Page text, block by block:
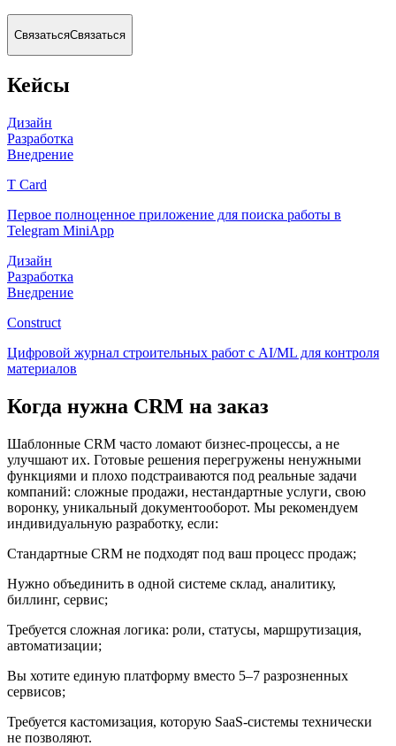
СвязатьсяСвязаться
Кейсы
Дизайн
Разработка
Внедрение
T Card
Первое полноценное приложение для поиска работы в
Telegram MiniApp
Дизайн
Разработка
Внедрение
Construct
Цифровой журнал строительных работ с AI/ML для контроля
материалов
Когда нужна CRM на заказ
Шаблонные CRM часто ломают бизнес-процессы, а не
улучшают их. Готовые решения перегружены ненужными
функциями и плохо подстраиваются под реальные задачи
компаний: сложные продажи, нестандартные услуги, свою
воронку, уникальный документооборот. Мы рекомендуем
индивидуальную разработку, если:
Стандартные CRM не подходят под ваш процесс продаж;
Нужно объединить в одной системе склад, аналитику,
биллинг, сервис;
Требуется сложная логика: роли, статусы, маршрутизация,
автоматизации;
Вы хотите единую платформу вместо 5–7 разрозненных
сервисов;
Требуется кастомизация, которую SaaS-системы технически
не позволяют.